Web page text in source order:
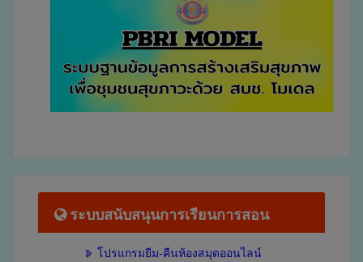
ระบบสนับสนุนการเรียนการสอน
โปรแกรมยืม-คืนห้องสมุดออนไลน์